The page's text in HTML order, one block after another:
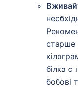
старше
білка є
бобові